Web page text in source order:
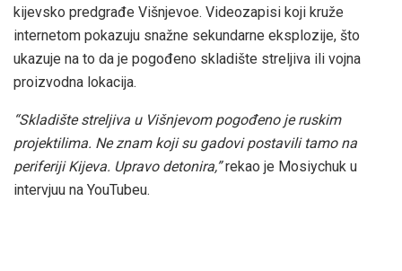
kijevsko predgrađe Višnjevoe. Videozapisi koji kruže
internetom pokazuju snažne sekundarne eksplozije, što
ukazuje na to da je pogođeno skladište streljiva ili vojna
proizvodna lokacija.
“Skladište streljiva u Višnjevom pogođeno je ruskim
projektilima. Ne znam koji su gadovi postavili tamo na
periferiji Kijeva. Upravo detonira,”rekao je Mosiychuk u
intervjuu na YouTubeu.